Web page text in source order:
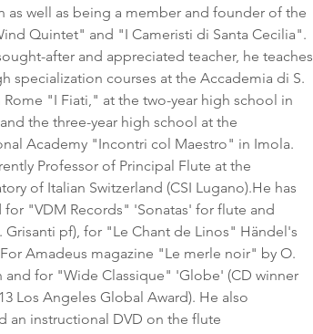
as well as being a member and founder of the
Quintet" and "I Cameristi di Santa Cecilia".
after and appreciated teacher, he teaches
specialization courses at the Accademia di S.
Rome "I Fiati," at the two-year high school in
the three-year high school at the
Academy "Incontri col Maestro" in Imola.
Professor of Principal Flute at the
of Italian Switzerland (CSI Lugano).He has
for "VDM Records" 'Sonatas' for flute and
Grisanti pf), for "Le Chant de Linos" Händel's
Amadeus magazine "Le merle noir" by O.
and for "Wide Classique" 'Globe' (CD winner
Los Angeles Global Award). He also
an instructional DVD on the flute